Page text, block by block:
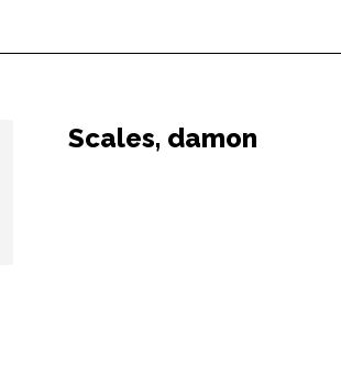
Scales, damon